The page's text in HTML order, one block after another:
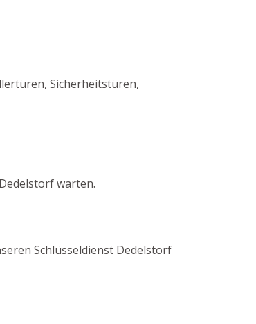
Sicherheitstüren,
warten.
Schlüsseldienst Dedelstorf